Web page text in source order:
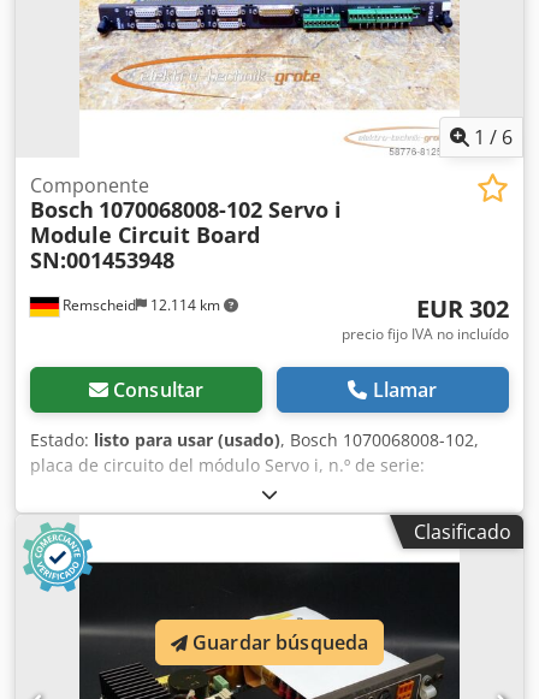
1 / 6
Remscheid 12.114 km
Componente
Bosch 1070068008-102 Servo i
Module Circuit Board
SN:001453948
EUR 302
precio fijo IVA no incluído
Consultar Llamar
Estado: listo para usar (usado), Bosch 1070068008-102,
placa de circuito del módulo Servo i, n.º de serie:
001453948, usada, con leves signos de uso, 100 %
funcional, el alcance del suministro se corresponde con las
fotos. Dcodpsi D T S Ijfx Antok
Clasificado
Guardar búsqueda